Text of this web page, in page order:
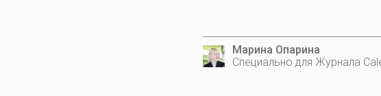
Марина Опарина
Специально для Журнала